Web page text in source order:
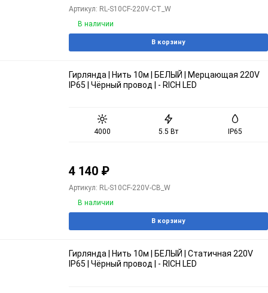
Артикул: RL-S10CF-220V-CT_W
В наличии
В корзину
Гирлянда | Нить 10м | БЕЛЫЙ | Мерцающая 220V
IP65 | Чёрный провод | - RICH LED
4000 5.5 Вт IP65
4 140 ₽
Артикул: RL-S10CF-220V-CB_W
В наличии
В корзину
Гирлянда | Нить 10м | БЕЛЫЙ | Статичная 220V
IP65 | Чёрный провод | - RICH LED